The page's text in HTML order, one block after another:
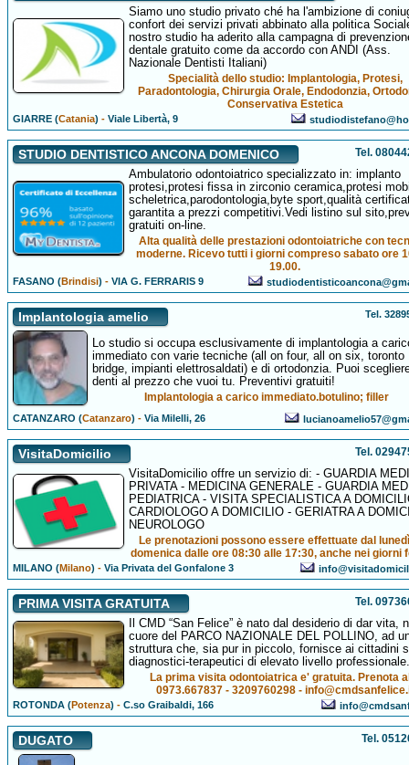
Siamo uno studio privato ché ha l'ambizione di
confort dei servizi privati abbinato alla politica
nostro studio ha aderito alla campagna di
dentale gratuito come da accordo con ANDI (Ass.
Nazionale Dentisti Italiani)
Specialità dello studio: Implantologia, Protesi,
Paradontologia, Chirurgia Orale, Endodonzia,
Conservativa Estetica
GIARRE (Catania) -Viale Libertà, 9
STUDIO DENTISTICO ANCONA DOMENICO Tel.
Ambulatorio odontoiatrico specializzato in: implanto
protesi,protesi fissa in zirconio ceramica,protesi
scheletrica,parodontologia,byte sport,qualità
garantita a prezzi competitivi.Vedi listino sul
gratuiti on-line.
Alta qualità delle prestazioni odontoiatriche con
moderne. Ricevo tutti i giorni compreso sabato ore
19.00.
FASANO (Brindisi) -VIA G. FERRARIS 9
Implantologia amelio Tel.
Lo studio si occupa esclusivamente di implantologia a
immediato con varie tecniche (all on four, all on six, toronto
bridge, impianti elettrosaldati) e di ortodonzia. Puoi
denti al prezzo che vuoi tu. Preventivi gratuiti!
Implantologia a carico immediato.botulino; filler
CATANZARO (Catanzaro) -Via Milelli, 26
VisitaDomicilio Tel.
VisitaDomicilio offre un servizio di: - GUARDIA
PRIVATA - MEDICINA GENERALE - GUARDIA
PEDIATRICA - VISITA SPECIALISTICA A
CARDIOLOGO A DOMICILIO - GERIATRA A
NEUROLOGO
Le prenotazioni possono essere effettuate dal
domenica dalle ore 08:30 alle 17:30, anche nei giorni
MILANO (Milano) -Via Privata del Gonfalone 3
PRIMA VISITA GRATUITA Tel.
Il CMD “San Felice” è nato dal desiderio di dar vita,
cuore del PARCO NAZIONALE DEL POLLINO, ad
struttura che, sia pur in piccolo, fornisce ai cittadini
diagnostici-terapeutici di elevato livello professionale.
La prima visita odontoiatrica e' gratuita. Prenota
0973.667837 - 3209760298 -
ROTONDA (Potenza) -C.so Graibaldi, 166
DUGATO Tel.